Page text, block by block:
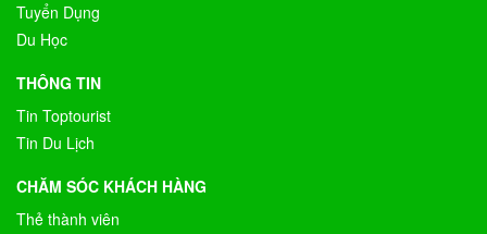
Tuyển Dụng
Du Học
THÔNG TIN
Tin Toptourist
Tin Du Lịch
CHĂM SÓC KHÁCH HÀNG
Thẻ thành viên